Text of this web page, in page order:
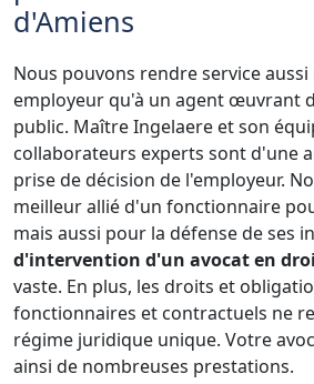
d'Amiens
Nous pouvons rendre service aussi
employeur qu'à un agent œuvrant
public. Maître Ingelaere et son
collaborateurs experts sont d'une
prise de décision de l'employeur.
meilleur allié d'un fonctionnaire
mais aussi pour la défense de ses
d'intervention d'un avocat en
vaste. En plus, les droits et
fonctionnaires et contractuels ne
régime juridique unique. Votre
ainsi de nombreuses prestations.